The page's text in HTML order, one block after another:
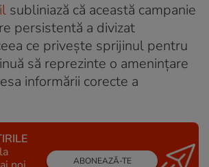
subliniază că această campanie
persistentă a divizat
ce privește sprijinul pentru
să reprezinte o amenințare
informării corecte a
ABONEAZĂ-TE